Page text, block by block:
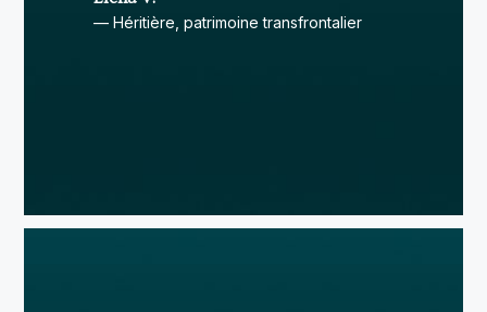
— Héritière, patrimoine transfrontalier